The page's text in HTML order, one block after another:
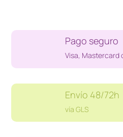
WAYSCRAL
T.S
Pago seguro
Visa, Mastercard
Envío 48/72h
vía GLS